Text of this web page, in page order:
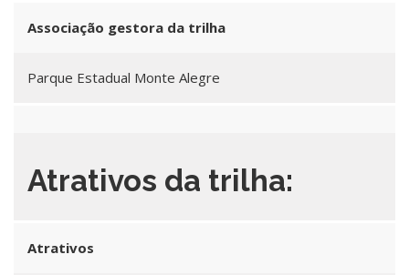
Associação gestora da trilha
Parque Estadual Monte Alegre
Atrativos da trilha:
Atrativos